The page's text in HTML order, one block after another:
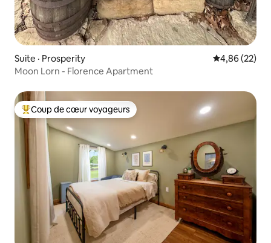
Suite · Prosperity Note
4,86 (22)
Moon Lorn - Florence Apartment
Coup de cœur voyageurs parmi les plus aimés
Coup de cœur voyageurs